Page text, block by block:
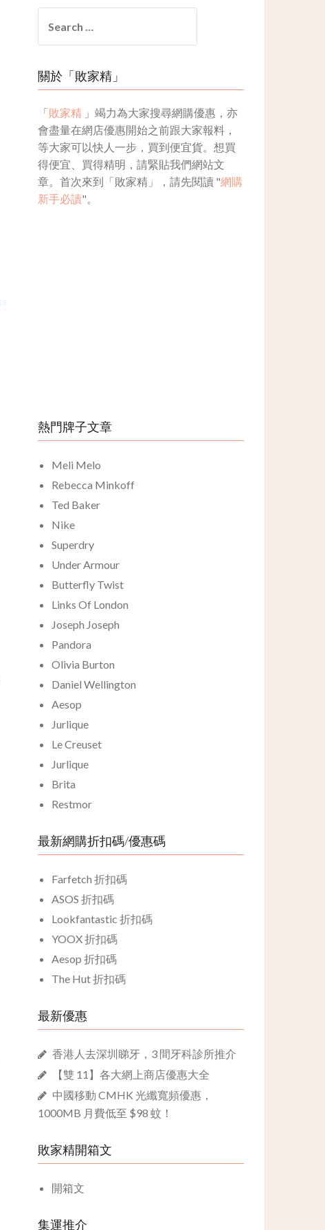
for:
關於「敗家精」
「敗家精 」竭力為大家搜尋網購優惠，亦
會盡量在網店優惠開始之前跟大家報料，
等大家可以快人一步，買到便宜貨。想買
得便宜、買得精明，請緊貼我們網站文
章。首次來到「敗家精」，請先閱讀 "網購
新手必讀"。
熱門牌子文章
Meli Melo
Rebecca Minkoff
Ted Baker
Nike
Superdry
Under Armour
Butterfly Twist
Links Of London
Joseph Joseph
Pandora
Olivia Burton
Daniel Wellington
Aesop
Jurlique
Le Creuset
Jurlique
Brita
Restmor
最新網購折扣碼/優惠碼
Farfetch 折扣碼
ASOS 折扣碼
Lookfantastic 折扣碼
YOOX 折扣碼
Aesop 折扣碼
The Hut 折扣碼
最新優惠
香港人去深圳睇牙，3 間牙科診所推介
【雙 11】各大網上商店優惠大全
中國移動 CMHK 光纖寬頻優惠，
1000MB 月費低至 $98 蚊！
敗家精開箱文
開箱文
集運推介